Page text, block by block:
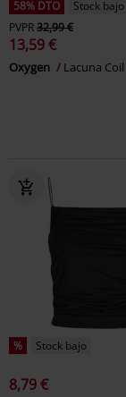
58% DTO
Stock bajo
PVPR32,99 €
13,59 €
Oxygen Lacuna Coil
% Stock bajo
8,79 €